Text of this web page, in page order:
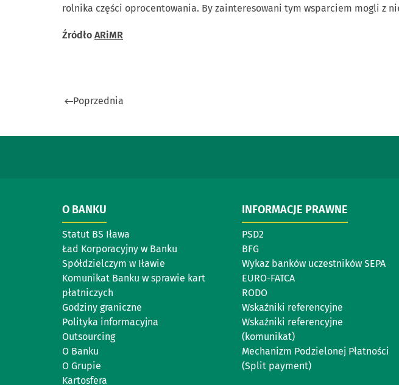
rolnika części oprocentowania. By zainteresowani tym wsparciem mogli z
Źródło ARiMR
Poprzednia
O BANKU
Statut BS Iława
Ład Korporacyjny w Banku
Spółdzielczym w Iławie
Komunikat Banku w sprawie kart
płatniczych
Godziny graniczne
Polityka informacyjna
Outsourcing
O Banku
O Grupie
Kartosfera
INFORMACJE PRAWNE
PSD2
BFG
Wykaz banków uczestników SEPA
EURO-FATCA
RODO
Wskaźniki referencyjne
Wskaźniki referencyjne
(komunikat)
Mechanizm Podzielonej Płatności
(Split payment)